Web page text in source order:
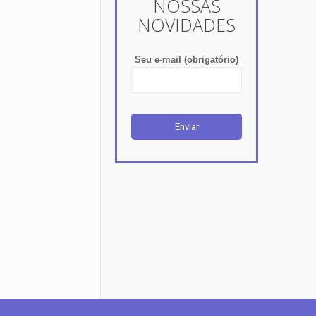
NOSSAS
NOVIDADES
Seu e-mail (obrigatório)